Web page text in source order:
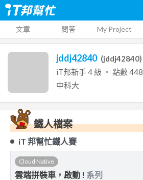
文章 問答 My Project
jddj42840 (jddj42840)
iT邦新手4 級 ‧ 點數448
中科大
鐵人檔案
iT 邦幫忙鐵人賽
Cloud Native
雲端拼裝車，啟動 ! 系列